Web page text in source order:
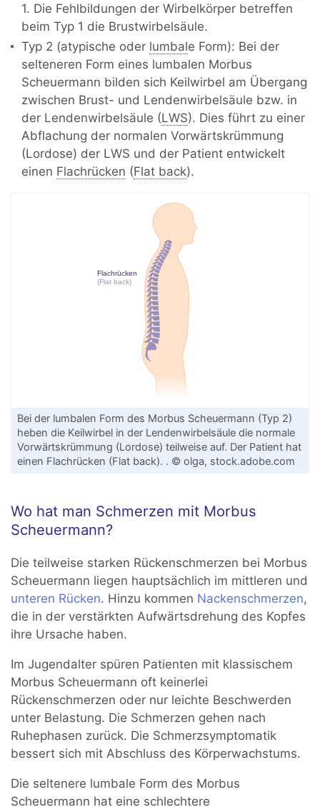
1. Die Fehlbildungen der Wirbelkörper betreffen
beim Typ 1 die Brustwirbelsäule.
Typ 2 (atypische oder lumbale Form): Bei der
selteneren Form eines lumbalen Morbus
Scheuermann bilden sich Keilwirbel am Übergang
zwischen Brust- und Lendenwirbelsäule bzw. in
der Lendenwirbelsäule (LWS). Dies führt zu einer
Abflachung der normalen Vorwärtskrümmung
(Lordose) der LWS und der Patient entwickelt
einen Flachrücken (Flat back).
Bei der lumbalen Form des Morbus Scheuermann (Typ 2)
heben die Keilwirbel in der Lendenwirbelsäule die normale
Vorwärtskrümmung (Lordose) teilweise auf. Der Patient hat
einen Flachrücken (Flat back). . © olga, stock.adobe.com
Wo hat man Schmerzen mit Morbus
Scheuermann?
Die teilweise starken Rückenschmerzen bei Morbus
Scheuermann liegen hauptsächlich im mittleren und
unteren Rücken. Hinzu kommen Nackenschmerzen,
die in der verstärkten Aufwärtsdrehung des Kopfes
ihre Ursache haben.
Im Jugendalter spüren Patienten mit klassischem
Morbus Scheuermann oft keinerlei
Rückenschmerzen oder nur leichte Beschwerden
unter Belastung. Die Schmerzen gehen nach
Ruhephasen zurück. Die Schmerzsymptomatik
bessert sich mit Abschluss des Körperwachstums.
Die seltenere lumbale Form des Morbus
Scheuermann hat eine schlechtere